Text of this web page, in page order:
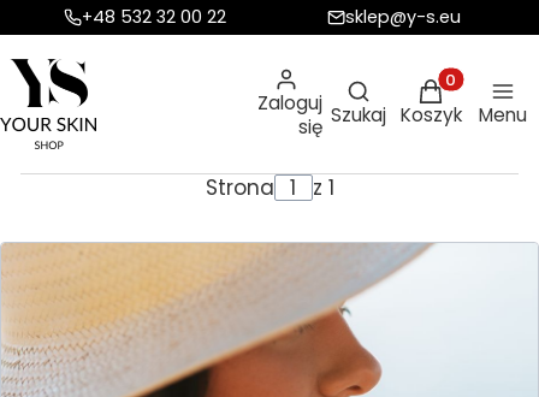
+48 532 32 00 22 sklep@y-s.eu
Zaloguj
się
Otwórz
Szukaj
Produkty w
Koszyk Menu
Strona z 1